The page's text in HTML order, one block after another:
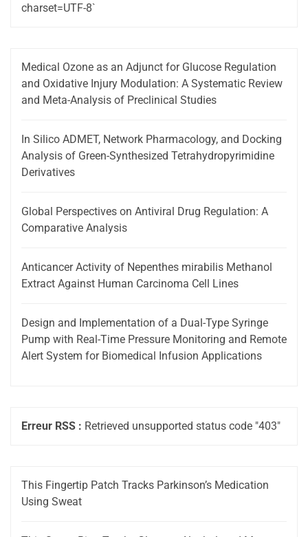
charset=UTF-8`
Medical Ozone as an Adjunct for Glucose Regulation
and Oxidative Injury Modulation: A Systematic Review
and Meta-Analysis of Preclinical Studies
In Silico ADMET, Network Pharmacology, and Docking
Analysis of Green-Synthesized Tetrahydropyrimidine
Derivatives
Global Perspectives on Antiviral Drug Regulation: A
Comparative Analysis
Anticancer Activity of Nepenthes mirabilis Methanol
Extract Against Human Carcinoma Cell Lines
Design and Implementation of a Dual-Type Syringe
Pump with Real-Time Pressure Monitoring and Remote
Alert System for Biomedical Infusion Applications
Erreur RSS : Retrieved unsupported status code "403"
This Fingertip Patch Tracks Parkinson’s Medication
Using Sweat